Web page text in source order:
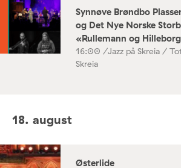
Synnøve Brøndbo
og Det Nye Norske
«Rullemann og
16:00 /Jazz på Skreia /
Skreia
18. august
Østerlide